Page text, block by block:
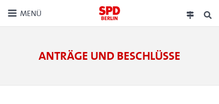
MENÜ
ANTRÄGE UND BESCHLÜSSE